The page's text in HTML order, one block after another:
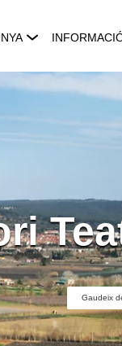
Gaudeix